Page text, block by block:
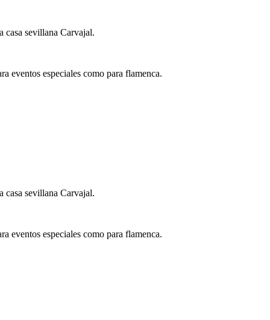
casa sevillana Carvajal.
eventos especiales como para flamenca.
casa sevillana Carvajal.
eventos especiales como para flamenca.